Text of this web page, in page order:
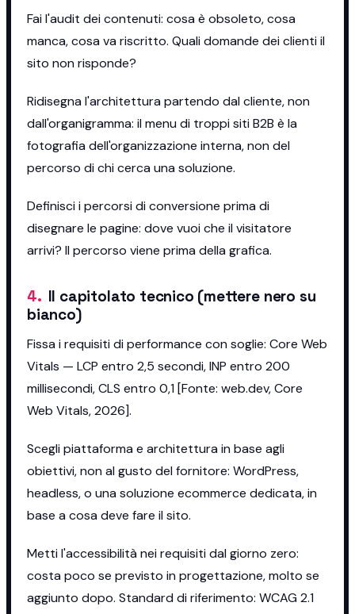
Fai l'audit dei contenuti: cosa è obsoleto, cosa
manca, cosa va riscritto. Quali domande dei clienti il
sito non risponde?
Ridisegna l'architettura partendo dal cliente, non
dall'organigramma: il menu di troppi siti B2B è la
fotografia dell'organizzazione interna, non del
percorso di chi cerca una soluzione.
Definisci i percorsi di conversione prima di
disegnare le pagine: dove vuoi che il visitatore
arrivi? Il percorso viene prima della grafica.
4. Il capitolato tecnico (mettere nero su
bianco)
Fissa i requisiti di performance con soglie: Core Web
Vitals — LCP entro 2,5 secondi, INP entro 200
millisecondi, CLS entro 0,1 [Fonte: web.dev, Core
Web Vitals, 2026].
Scegli piattaforma e architettura in base agli
obiettivi, non al gusto del fornitore: WordPress,
headless, o una soluzione ecommerce dedicata, in
base a cosa deve fare il sito.
Metti l'accessibilità nei requisiti dal giorno zero:
costa poco se previsto in progettazione, molto se
aggiunto dopo. Standard di riferimento: WCAG 2.1